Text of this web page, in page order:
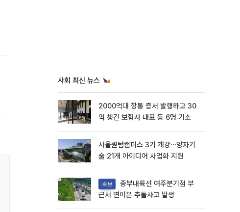
사회 최신 뉴스
2000억대 깡통 증서 발행하고 30
억 챙긴 보험사 대표 등 6명 기소
서울퀀텀캠퍼스 3기 개강⋯양자기
술 21개 아이디어 사업화 지원
속보
근서 연이은 추돌사고 발생